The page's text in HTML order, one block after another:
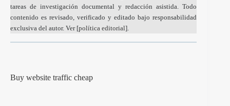
tareas de investigación documental y redacción asistida. Todo
contenido es revisado, verificado y editado bajo responsabilidad
exclusiva del autor. Ver [política editorial].
Buy website traffic cheap